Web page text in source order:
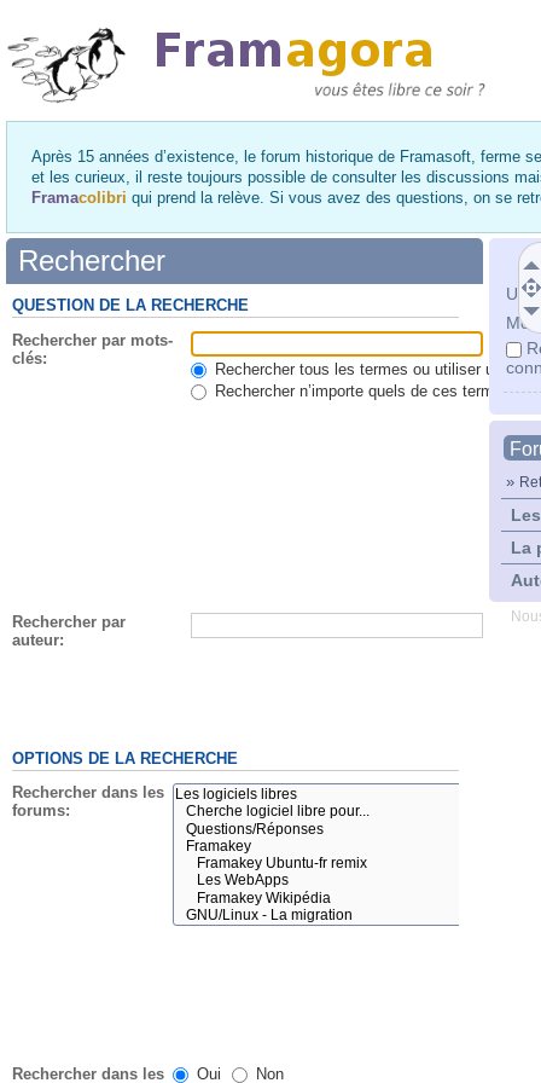
Après 15 années d’existence, le forum historique de Framasoft, ferme
et les curieux, il reste toujours possible de consulter les discussions
Framacolibri qui prend la relève. Si vous avez des questions, on se
Mot
»
La
Rechercher
QUESTION DE LA RECHERCHE
Rechercher par mots-
clés:
Rechercher tous les termes ou utiliser une
Rechercher n’importe quels de ces termes
Rechercher par
auteur:
OPTIONS DE LA RECHERCHE
Rechercher dans les
forums:
Rechercher dans les Oui Non